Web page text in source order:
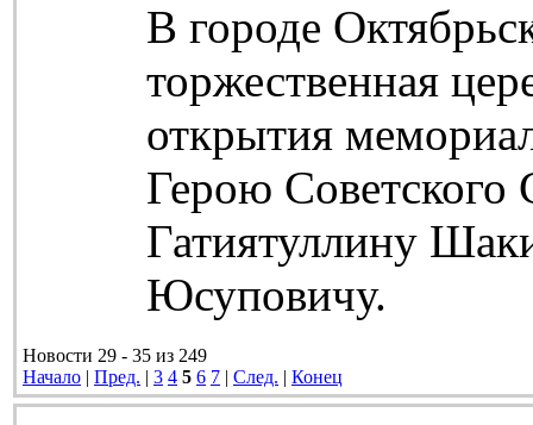
В городе
торжественная
открытия
Герою Советского
Гатиятуллину
Юсуповичу.
Новости 29 - 35 из 249
Начало | Пред. | 3 4 5 6 7 | След. | Конец